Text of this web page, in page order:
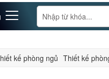
kế phòng ngủ Thiết kế